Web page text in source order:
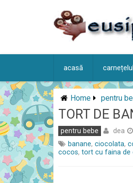
acasă
Home pentru
TORT DE
pentru bebe dea
banane, ciocolata,
cocos, tort cu faina de